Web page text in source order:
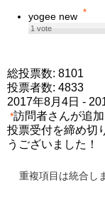
yogee new *
1vote
総投票数: 8101
投票者数: 4833
2017年8月4日 -
*訪問者さんが追加
投票受付を締め切
うございました！
重複項目は統合し